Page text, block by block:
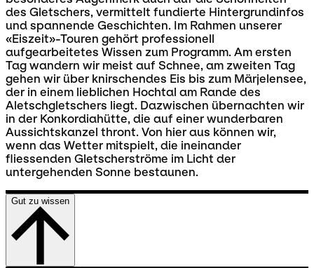
des Gletschers, vermittelt fundierte Hintergrundinfos
und spannende Geschichten. Im Rahmen unserer
«Eiszeit»-Touren gehört professionell
aufgearbeitetes Wissen zum Programm. Am ersten
Tag wandern wir meist auf Schnee, am zweiten Tag
gehen wir über knirschendes Eis bis zum Märjelensee,
der in einem lieblichen Hochtal am Rande des
Aletschgletschers liegt. Dazwischen übernachten wir
in der Konkordiahütte, die auf einer wunderbaren
Aussichtskanzel thront. Von hier aus können wir,
wenn das Wetter mitspielt, die ineinander
fliessenden Gletscherströme im Licht der
untergehenden Sonne bestaunen.
Gut zu wissen